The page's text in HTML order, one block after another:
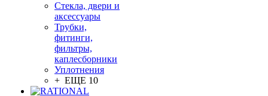
Стекла, двери и
аксессуары
Трубки,
фитинги,
фильтры,
каплесборники
Уплотнения
+ ЕЩЕ 10